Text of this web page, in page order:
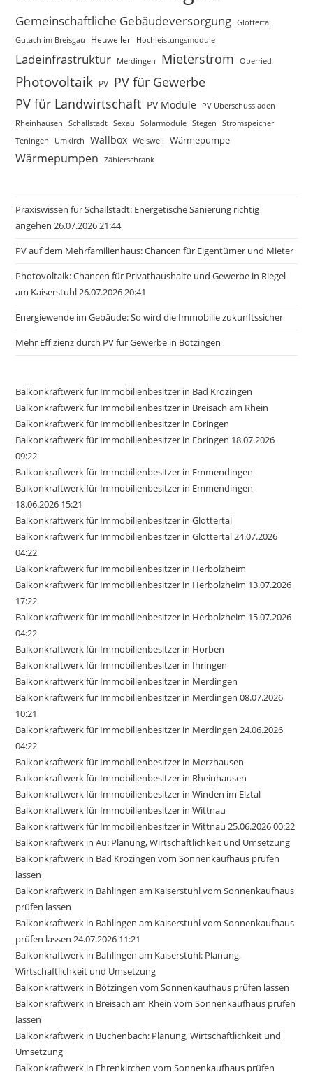
Gemeinschaftliche Gebäudeversorgung Glottertal
Gutach im Breisgau
Heuweiler Hochleistungsmodule
Ladeinfrastruktur Merdingen Mieterstrom Oberried
Photovoltaik PV PV für Gewerbe
PV für Landwirtschaft PV Module
PV Überschussladen
Rheinhausen
Schallstadt Sexau Solarmodule Stegen
Stromspeicher
Teningen
Umkirch Wallbox Weisweil Wärmepumpe
Wärmepumpen Zählerschrank
Praxiswissen für Schallstadt: Energetische Sanierung richtig
angehen 26.07.2026 21:44
PV auf dem Mehrfamilienhaus: Chancen für Eigentümer und Mieter
Photovoltaik: Chancen für Privathaushalte und Gewerbe in Riegel
am Kaiserstuhl 26.07.2026 20:41
Energiewende im Gebäude: So wird die Immobilie zukunftssicher
Mehr Effizienz durch PV für Gewerbe in Bötzingen
Balkonkraftwerk für Immobilienbesitzer in Bad Krozingen
Balkonkraftwerk für Immobilienbesitzer in Breisach am Rhein
Balkonkraftwerk für Immobilienbesitzer in Ebringen
Balkonkraftwerk für Immobilienbesitzer in Ebringen 18.07.2026
09:22
Balkonkraftwerk für Immobilienbesitzer in Emmendingen
Balkonkraftwerk für Immobilienbesitzer in Emmendingen
18.06.2026 15:21
Balkonkraftwerk für Immobilienbesitzer in Glottertal
Balkonkraftwerk für Immobilienbesitzer in Glottertal 24.07.2026
04:22
Balkonkraftwerk für Immobilienbesitzer in Herbolzheim
Balkonkraftwerk für Immobilienbesitzer in Herbolzheim 13.07.2026
17:22
Balkonkraftwerk für Immobilienbesitzer in Herbolzheim 15.07.2026
04:22
Balkonkraftwerk für Immobilienbesitzer in Horben
Balkonkraftwerk für Immobilienbesitzer in Ihringen
Balkonkraftwerk für Immobilienbesitzer in Merdingen
Balkonkraftwerk für Immobilienbesitzer in Merdingen 08.07.2026
10:21
Balkonkraftwerk für Immobilienbesitzer in Merdingen 24.06.2026
04:22
Balkonkraftwerk für Immobilienbesitzer in Merzhausen
Balkonkraftwerk für Immobilienbesitzer in Rheinhausen
Balkonkraftwerk für Immobilienbesitzer in Winden im Elztal
Balkonkraftwerk für Immobilienbesitzer in Wittnau
Balkonkraftwerk für Immobilienbesitzer in Wittnau 25.06.2026 00:22
Balkonkraftwerk in Au: Planung, Wirtschaftlichkeit und Umsetzung
Balkonkraftwerk in Bad Krozingen vom Sonnenkaufhaus prüfen
lassen
Balkonkraftwerk in Bahlingen am Kaiserstuhl vom Sonnenkaufhaus
prüfen lassen
Balkonkraftwerk in Bahlingen am Kaiserstuhl vom Sonnenkaufhaus
prüfen lassen 24.07.2026 11:21
Balkonkraftwerk in Bahlingen am Kaiserstuhl: Planung,
Wirtschaftlichkeit und Umsetzung
Balkonkraftwerk in Bötzingen vom Sonnenkaufhaus prüfen lassen
Balkonkraftwerk in Breisach am Rhein vom Sonnenkaufhaus prüfen
lassen
Balkonkraftwerk in Buchenbach: Planung, Wirtschaftlichkeit und
Umsetzung
Balkonkraftwerk in Ehrenkirchen vom Sonnenkaufhaus prüfen